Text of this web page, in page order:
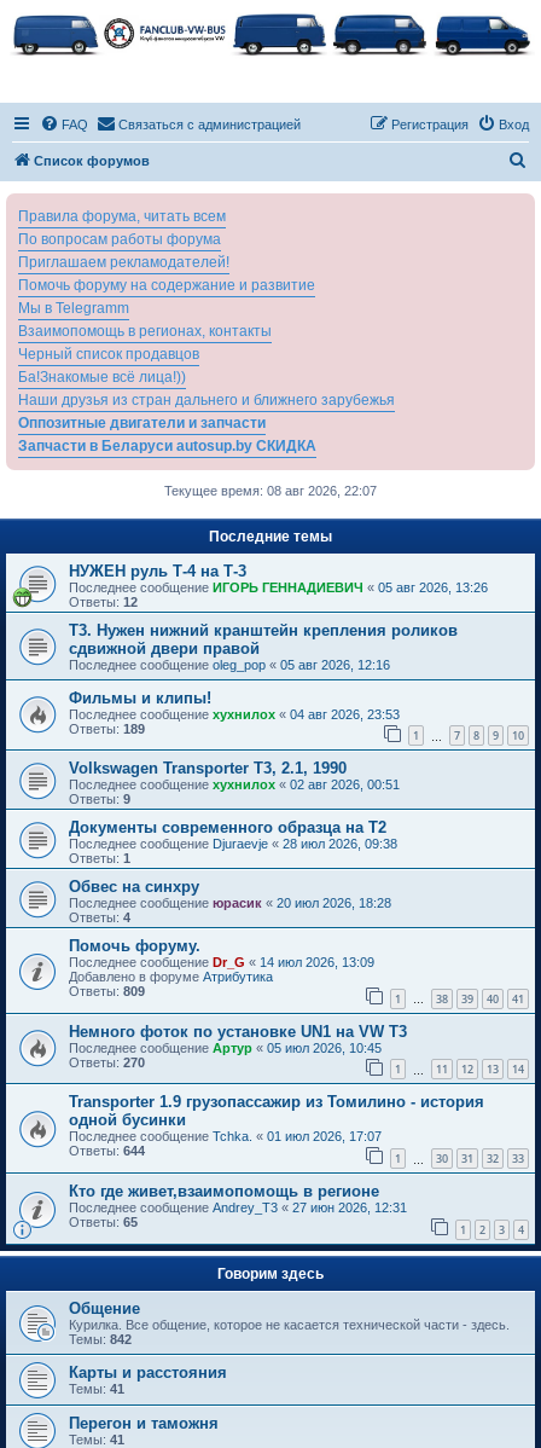
FAQ Связаться с администрацией Вход
Регистрация
Список форумов
Правила форума, читать всем
По вопросам работы форума
Приглашаем рекламодателей!
Помочь форуму на содержание и развитие
Мы в Telegramm
Взаимопомощь в регионах, контакты
Черный список продавцов
Ба!Знакомые всё лица!))
Наши друзья из стран дальнего и ближнего зарубежья
Оппозитные двигатели и запчасти
Запчасти в Беларуси autosup.by СКИДКА
Текущее время: 08 авг 2026, 22:07
Последние темы
НУЖЕН руль Т-4 на Т-3
Последнее сообщение ИГОРЬ ГЕННАДИЕВИЧ « 05 авг 2026, 13:26
Ответы: 12
Т3. Нужен нижний кранштейн крепления роликов
сдвижной двери правой
Последнее сообщение oleg_pop « 05 авг 2026, 12:16
Фильмы и клипы!
Последнее сообщение хухнилох « 04 авг 2026, 23:53
Ответы: 189 1 7 8 9 10
Volkswagen Transporter T3, 2.1, 1990
Последнее сообщение хухнилох « 02 авг 2026, 00:51
Ответы: 9
Документы современного образца на Т2
Последнее сообщение Djuraevje « 28 июл 2026, 09:38
Ответы: 1
Обвес на синхру
Последнее сообщение юрасик « 20 июл 2026, 18:28
Ответы: 4
Помочь форуму.
Последнее сообщение Dr_G « 14 июл 2026, 13:09
Добавлено в форуме Атрибутика
Ответы: 809 1 … 38 39 40 41
Немного фоток по установке UN1 на VW T3
Последнее сообщение Артур « 05 июл 2026, 10:45
Ответы: 270 1 11 12 13 14
Transporter 1.9 грузопассажир из Томилино - история
одной бусинки
Последнее сообщение Tchka. « 01 июл 2026, 17:07
Ответы: 644 1 30 31 32 33
Кто где живет,взаимопомощь в регионе
Последнее сообщение Andrey_T3 « 27 июн 2026, 12:31
Ответы: 65 1 2 3 4
Говорим здесь
Общение
Курилка. Все общение, которое не касается технической части - здесь.
Темы: 842
Карты и расстояния
Темы: 41
Перегон и таможня
Темы: 41